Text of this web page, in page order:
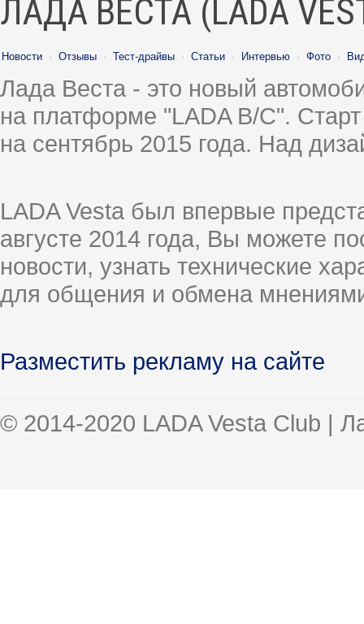
ЛАДА ВЕСТА (LADA
Новости · Отзывы · Тест-драйвы · Статьи · Интервью · Фото ·
Лада Веста - это новый
на платформе "LADA B/C".
на сентябрь 2015 года. Над
LADA Vesta был впервые
августе 2014 года, Вы можете
новости, узнать технические
для общения и обмена
Разместить рекламу на сайте
© 2014-2020 LADA Vesta Club |